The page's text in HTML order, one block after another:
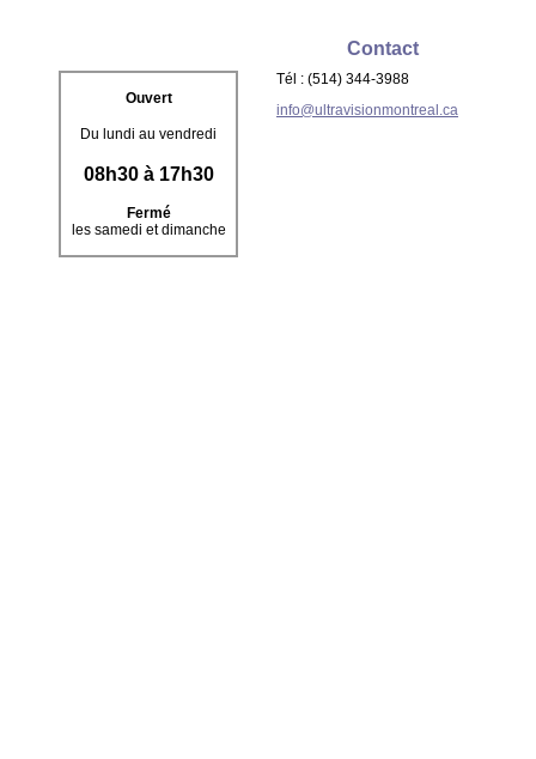
Contact
Ouvert
Du lundi au vendredi
08h30 à 17h30
Fermé
les samedi et dimanche
Tél : (514) 344-3988
info@ultravisionmontreal.ca